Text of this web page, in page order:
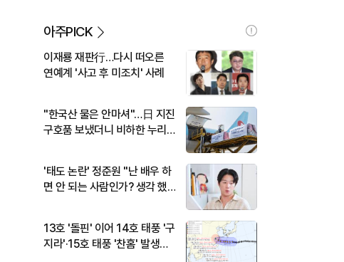
아주PICK
이재룡 재판行…다시 떠오른
연예계 '사고 후 미조치' 사례
"한국산 물은 안마셔"…日 지진
구호품 보냈더니 비하한 누리
'태도 논란' 정준원 "난 배우 하
면 안 되는 사람인가? 생각 했
13호 '돌핀' 이어 14호 태풍 '구
지라'·15호 태풍 '찬홈' 발생…